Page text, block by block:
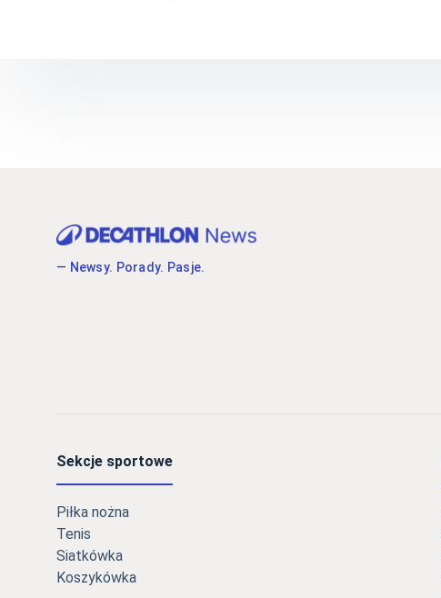
— Newsy. Porady. Pasje.
Sekcje sportowe
Piłka nożna
Tenis
Siatkówka
Koszykówka